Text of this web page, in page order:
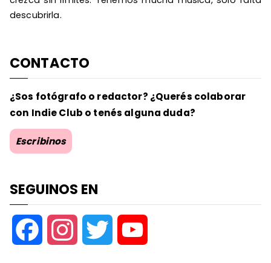
descubrirla.
CONTACTO
¿Sos fotógrafo o redactor? ¿Querés colaborar
con Indie Club o tenés alguna duda?
Escribinos
SEGUINOS EN